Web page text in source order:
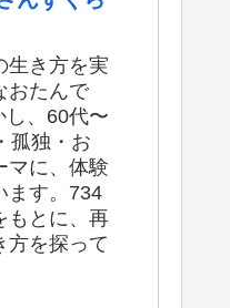
生き方を実
おたんで
し、60代〜
孤独・お
マに、体験
ます。734
もとに、再
方を探って